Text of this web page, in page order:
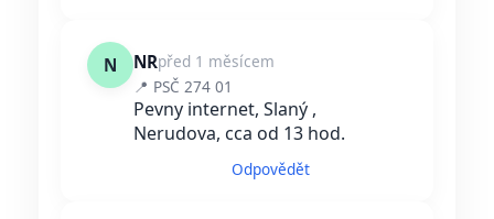
N NRpřed 1 měsícem
📍 PSČ 274 01
Pevny internet, Slaný ,
Nerudova, cca od 13 hod.
Odpovědět